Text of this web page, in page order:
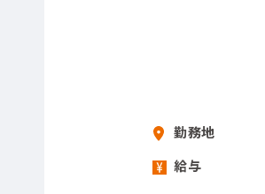
勤務地
給与